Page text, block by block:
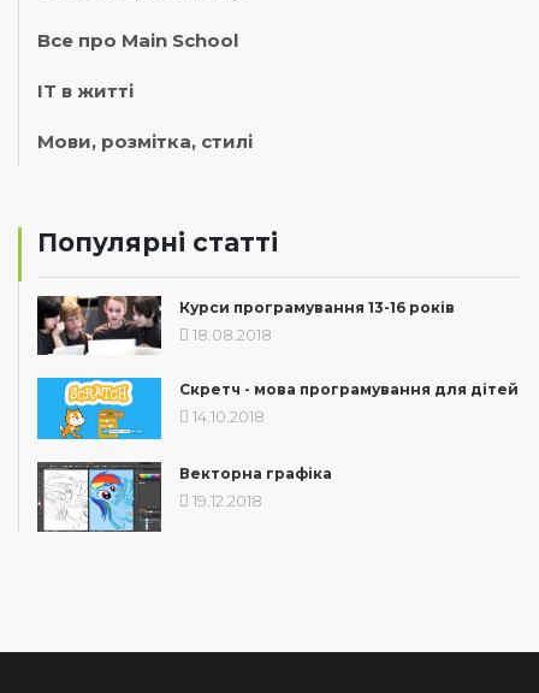
Все про Main School
IT в житті
Мови, розмітка, стилі
Популярні статті
Курси програмування 13-16 років
18.08.2018
Скретч - мова програмування для дітей
14.10.2018
Векторна графіка
19.12.2018